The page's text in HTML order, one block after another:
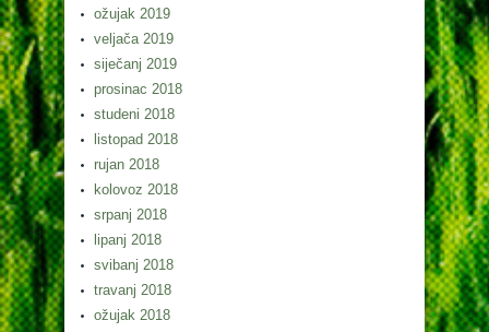
ožujak 2019
veljača 2019
siječanj 2019
prosinac 2018
studeni 2018
listopad 2018
rujan 2018
kolovoz 2018
srpanj 2018
lipanj 2018
svibanj 2018
travanj 2018
ožujak 2018